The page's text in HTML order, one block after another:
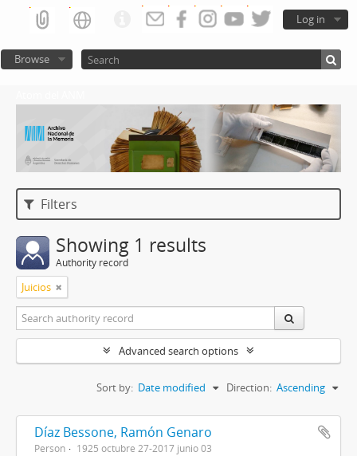
Log in
Browse
Filters
Showing 1 results
Authority record
Juicios
Advanced search options
Sort by: Date modified Direction: Ascending
Díaz Bessone, Ramón Genaro
Person 1925 octubre 27-2017 junio 03